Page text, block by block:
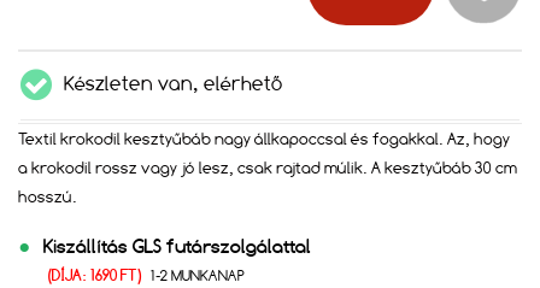
Készleten van, elérhető
Textil krokodil kesztyűbáb nagy állkapoccsal és fogakkal. Az, hogy
a krokodil rossz vagy jó lesz, csak rajtad múlik. A kesztyűbáb 30 cm
hosszú.
Kiszállítás GLS futárszolgálattal
(DÍJA: 1690 FT) 1-2 MUNKANAP